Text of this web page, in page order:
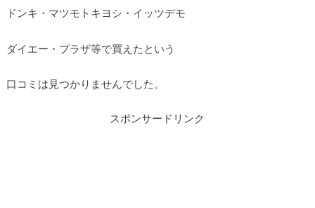
ドンキ・マツモトキヨシ・イッツデモ
ダイエー・プラザ等で買えたという
口コミは見つかりませんでした。
スポンサードリンク